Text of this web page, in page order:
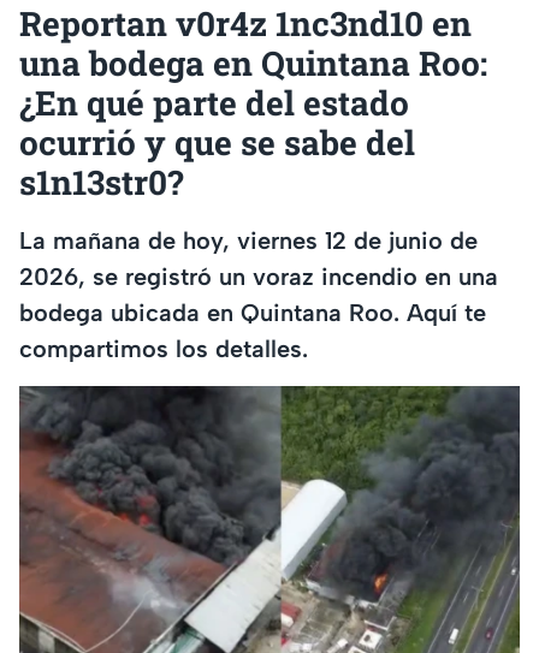
Reportan v0r4z 1nc3nd10 en
una bodega en Quintana Roo:
¿En qué parte del estado
ocurrió y que se sabe del
s1n13str0?
La mañana de hoy, viernes 12 de junio de
2026, se registró un voraz incendio en una
bodega ubicada en Quintana Roo. Aquí te
compartimos los detalles.